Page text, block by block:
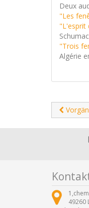
Deux
"Les
"L'esprit
"Trois
Algérie
49260